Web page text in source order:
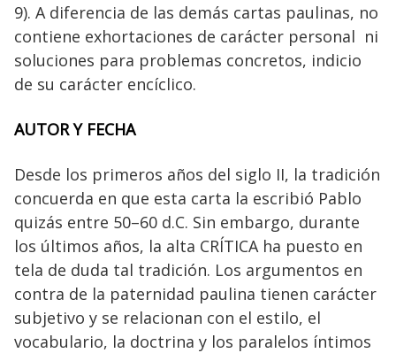
9). A diferencia de las demás cartas paulinas, no
contiene exhortaciones de carácter personal ni
soluciones para problemas concretos, indicio
de su carácter encíclico.
AUTOR Y FECHA
Desde los primeros años del siglo II, la tradición
concuerda en que esta carta la escribió Pablo
quizás entre 50–60 d.C. Sin embargo, durante
los últimos años, la alta CRÍTICA ha puesto en
tela de duda tal tradición. Los argumentos en
contra de la paternidad paulina tienen carácter
subjetivo y se relacionan con el estilo, el
vocabulario, la doctrina y los paralelos íntimos